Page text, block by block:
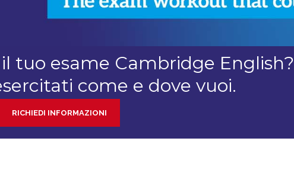
tuo esame Cambridge English?
RICHIEDI INFORMAZIONI
come e dove vuoi.